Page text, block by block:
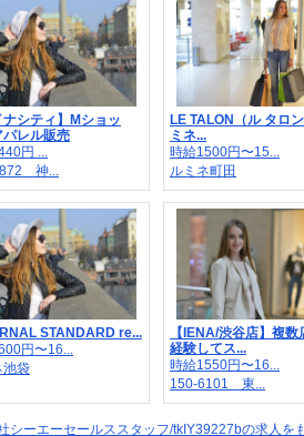
ナシティ】Mショッ
レル販売
円 ...
神...
LE TALON（ル タ
ミネ...
時給1500円〜15...
ルミネ町田
STANDARD re...
円〜16...
池袋
【IENA/渋谷店】複数
経験してス...
時給1550円〜16...
150-6101 東...
シーエーセールススタッフ/tkIY39227bの求人を